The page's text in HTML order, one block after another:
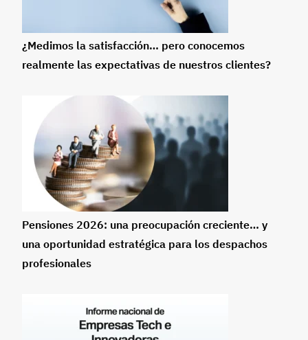
¿Medimos la satisfacción… pero conocemos
realmente las expectativas de nuestros clientes?
Pensiones 2026: una preocupación creciente… y
una oportunidad estratégica para los despachos
profesionales